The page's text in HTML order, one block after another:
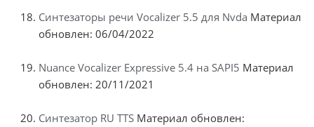
Синтезаторы речи Vocalizer 5.5 для Nvda Материал
обновлен: 06/04/2022
Nuance Vocalizer Expressive 5.4 на SAPI5 Материал
обновлен: 20/11/2021
Синтезатор RU TTS Материал обновлен: